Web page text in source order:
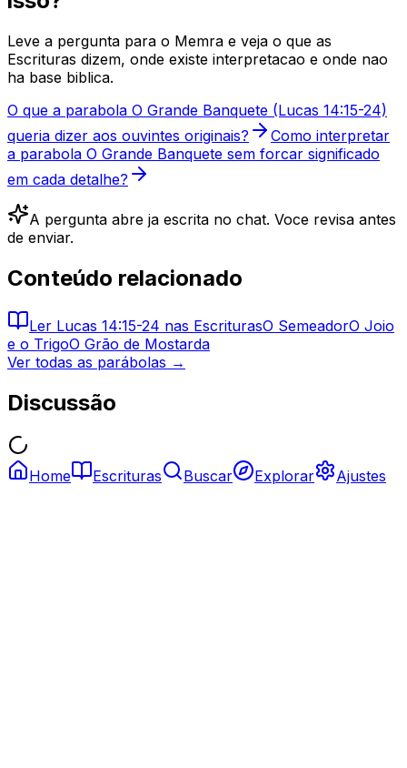
Leve a pergunta para o Memra e veja o que as
Escrituras dizem, onde existe interpretacao e onde nao
ha base biblica.
O que a parabola O Grande Banquete (Lucas 14:15-24)
queria dizer aos ouvintes originais?
Como interpretar
a parabola O Grande Banquete sem forcar significado
em cada detalhe?
A pergunta abre ja escrita no chat. Voce revisa antes
de enviar.
Conteúdo relacionado
Ler Lucas 14:15-24 nas EscriturasO SemeadorO Joio
e o TrigoO Grão de Mostarda
Ver todas as parábolas →
Discussão
Home Escrituras Buscar Explorar Ajustes